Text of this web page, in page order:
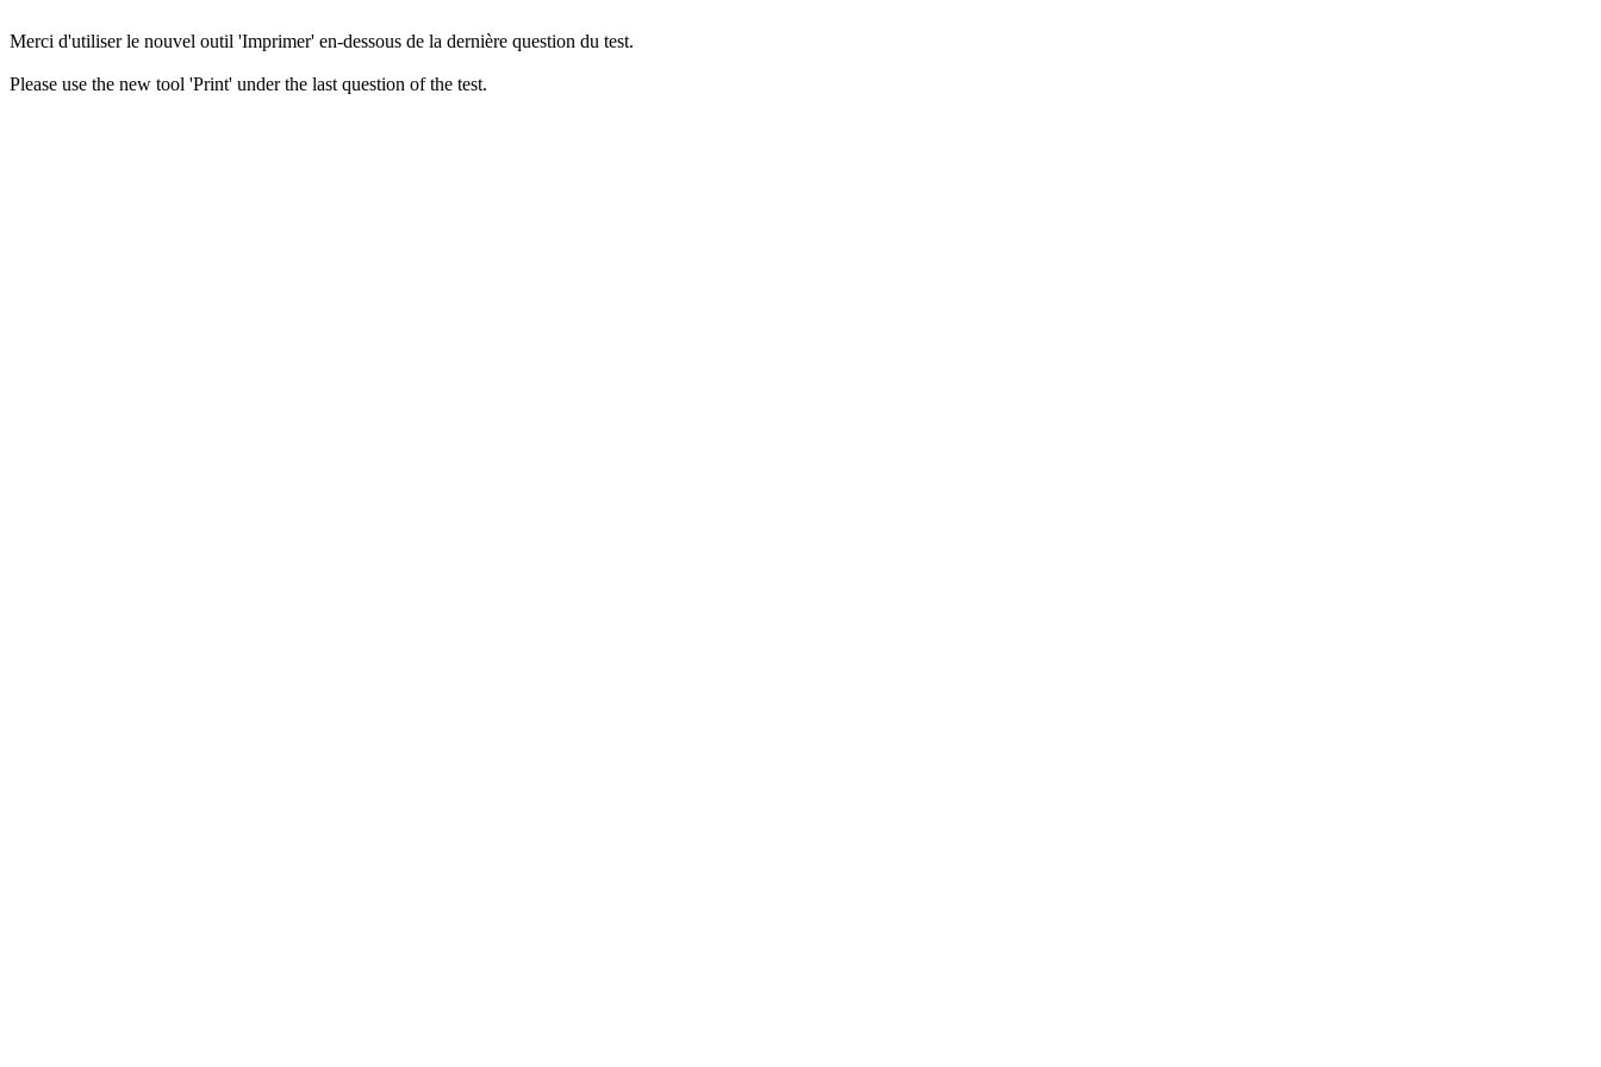
Merci d'utiliser le nouvel outil 'Imprimer' en-dessous de la dernière question du test.
Please use the new tool 'Print' under the last question of the test.